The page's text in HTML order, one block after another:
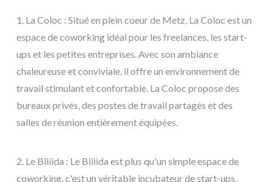
1. La Coloc : Situé en plein coeur de Metz, La Coloc est un
espace de coworking idéal pour les freelances, les start-
ups et les petites entreprises. Avec son ambiance
chaleureuse et conviviale, il offre un environnement de
travail stimulant et confortable. La Coloc propose des
bureaux privés, des postes de travail partagés et des
salles de réunion entièrement équipées.
2. Le Bliiida : Le Bliiida est plus qu'un simple espace de
coworking, c'est un véritable incubateur de start-ups.